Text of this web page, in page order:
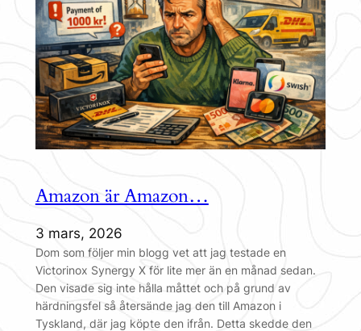
Amazon är Amazon…
3 mars, 2026
Dom som följer min blogg vet att jag testade en
Victorinox Synergy X för lite mer än en månad sedan.
Den visade sig inte hålla måttet och på grund av
härdningsfel så återsände jag den till Amazon i
Tyskland, där jag köpte den ifrån. Detta skedde den